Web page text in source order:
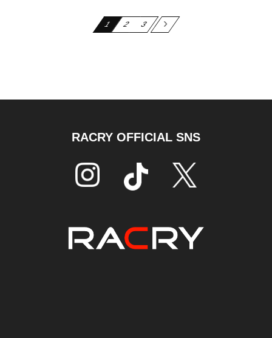
1 2 3
Next
RACRY OFFICIAL SNS